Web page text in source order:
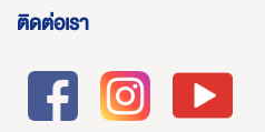
ติดต่อเรา